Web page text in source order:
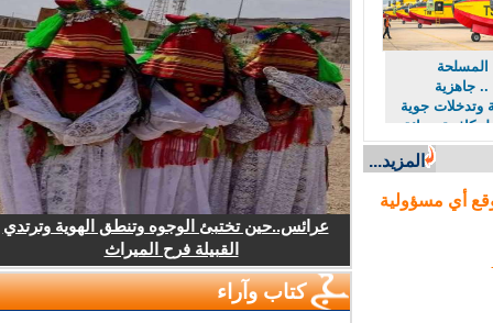
المسلحة
.. جاهزية
وتدخلات جوية
حرائق
المزيد...
أي مسؤولية
عرائس..حين تختبئ الوجوه وتنطق الهوية وترتدي
القبيلة فرح الميراث
كتاب وآراء